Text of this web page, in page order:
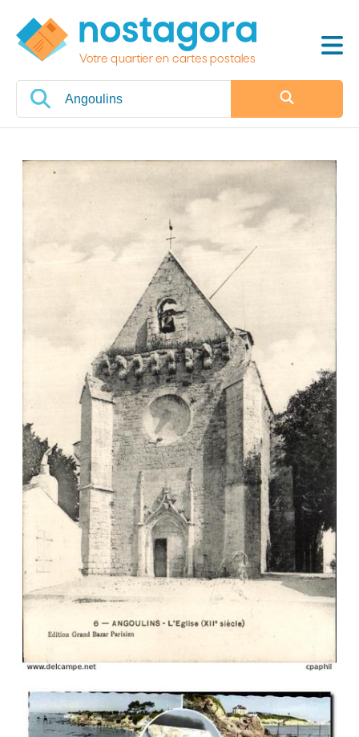
Votre quartier en cartes postales